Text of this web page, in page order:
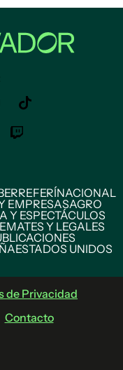
REFERÍNACIONAL
EMPRESASAGRO
Y ESPECTÁCULOS
Y LEGALES
ESTADOS UNIDOS
de Privacidad
Contacto